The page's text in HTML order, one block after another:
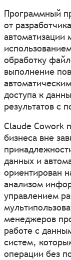
Программный
от
автоматизации
обработку
выполнение
доступа к
результатов с
Claude Cowork
бизнеса вне
данных и
ориентирован
анализом
управлением
менеджеров
работе с
систем,
операции без